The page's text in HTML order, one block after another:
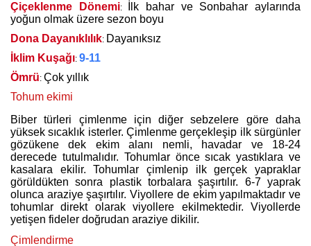
Çiçeklenme Dönemi:
İlk bahar ve Sonbahar aylarında
yoğun olmak üzere sezon boyu
Dona Dayanıklılık: Dayanıksız
İklim Kuşağı: 9-11
Ömrü: Çok yıllık
Tohum ekimi
Biber türleri çimlenme için diğer sebzelere göre daha
yüksek sıcaklık isterler. Çimlenme gerçekleşip ilk sürgünler
gözükene dek ekim alanı nemli, havadar ve 18-24
derecede tutulmalıdır. Tohumlar önce sıcak yastıklara ve
kasalara ekilir. Tohumlar çimlenip ilk gerçek yapraklar
görüldükten sonra plastik torbalara şaşırtılır. 6-7 yaprak
olunca araziye şaşırtılır. Viyollere de ekim yapılmaktadır ve
tohumlar direkt olarak viyollere ekilmektedir. Viyollerde
yetişen fideler doğrudan araziye dikilir.
Çimlendirme